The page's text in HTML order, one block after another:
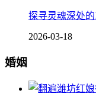
探寻灵魂深处
2026-03-18
婚姻